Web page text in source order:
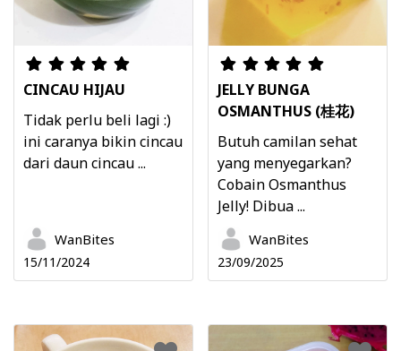
CINCAU HIJAU
Tidak perlu beli lagi :)
ini caranya bikin cincau
dari daun cincau ...
WanBites
15/11/2024
JELLY BUNGA
OSMANTHUS (桂花)
Butuh camilan sehat
yang menyegarkan?
Cobain Osmanthus
Jelly! Dibua ...
WanBites
23/09/2025